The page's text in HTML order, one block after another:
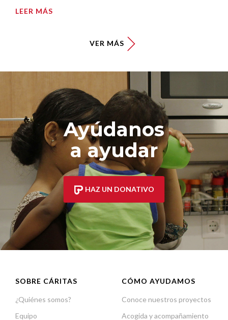
LEER MÁS
VER MÁS
Ayúdanos
a ayudar
HAZ UN DONATIVO
SOBRE CÁRITAS
¿Quiénes somos?
Equipo
CÓMO AYUDAMOS
Conoce nuestros proyectos
Acogida y acompañamiento